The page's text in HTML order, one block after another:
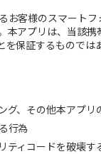
客様のスマート
アプリは、当該
保証するものでは
、その他本アプ
行為
ティコードを破壊す